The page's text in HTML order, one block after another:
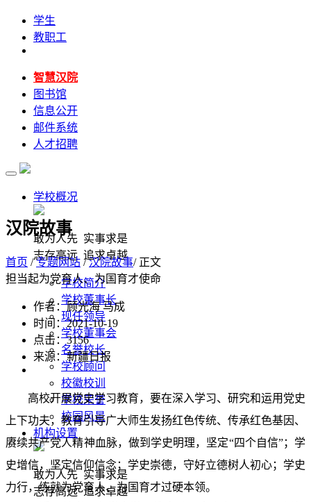
学生
教职工
智慧汉院
图书馆
信息公开
邮件系统
人才招聘
学校概况
敢为人先 实事求是
志存高远 追求卓越
学校简介
学校董事长
现任领导
学校董事会
名誉校长
学校顾问
校徽校训
学校荣誉
校园风景
机构设置
敢为人先 实事求是
志存高远 追求卓越
汉院故事
首页 /专题网站 /汉院故事/ 正文
担当起为党育人、为国育才使命
作者：顾光海 马成
时间：2021-10-19
点击：3156
来源：新疆日报
高校开展党史学习教育，要在深入学习、研究和运用党史
上下功夫，教育引导广大师生发扬红色传统、传承红色基因、
赓续共产党人精神血脉，做到学史明理，坚定“四个自信”；学
史增信，坚定信仰信念；学史崇德，守好立德树人初心；学史
力行，练就为党育人、为国育才过硬本领。